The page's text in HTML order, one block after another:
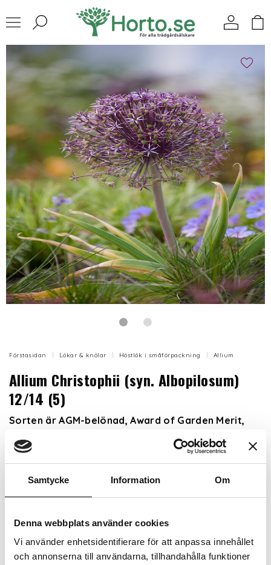
Samtycke Information Om
Denna webbplats använder cookies
Vi använder enhetsidentifierare för att anpassa innehållet
och annonserna till användarna, tillhandahålla funktioner
Förstasidan Lökar & knölar Höstlök i småförpackning Allium
Allium Christophii (syn. Albopilosum)
12/14 (5)
Sorten är AGM-belönad, Award of Garden Merit,
utmärkelse som utfärdas av anrika brittiska Royal
Horticultural Society, RHS. Den ges till särskilt
odlingsvärda och friska sorter.
blommorna som kan bli ända upp till ett par
decimeter i diameter. Utmärkt till både snitt och som
eternell. Lockar pollinatörer